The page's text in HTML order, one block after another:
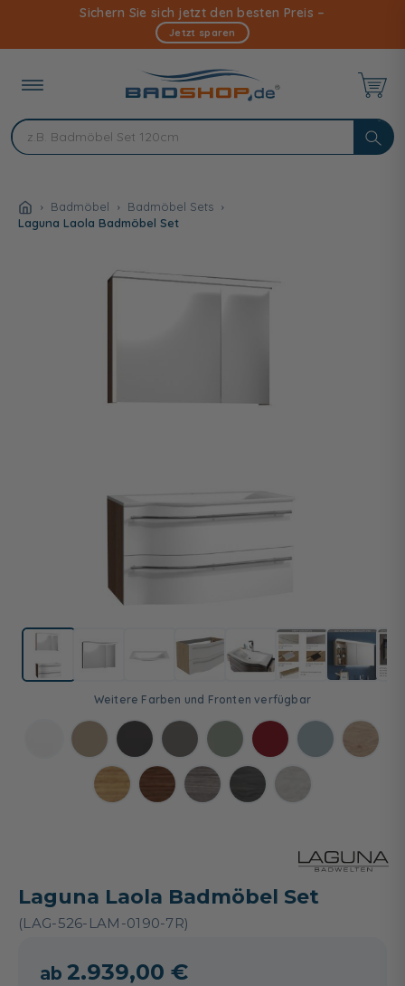
Inhalt
Sichern Sie sich jetzt den besten Preis –
Jetzt sparen
Badmöbel
Badmöbel Sets
Laguna Laola Badmöbel Set
Laguna Laola Badmöbel Set
(LAG-526-LAM-0190-7R)
2.939,00 €